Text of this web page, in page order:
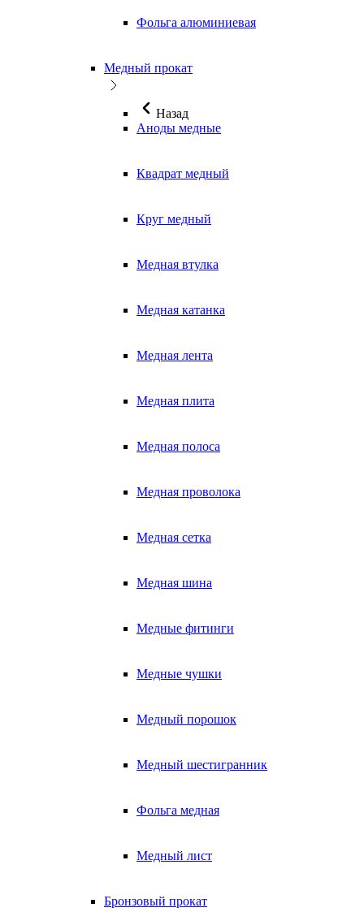
Фольга алюминиевая
Медный прокат
Назад
Аноды медные
Квадрат медный
Круг медный
Медная втулка
Медная катанка
Медная лента
Медная плита
Медная полоса
Медная проволока
Медная сетка
Медная шина
Медные фитинги
Медные чушки
Медный порошок
Медный шестигранник
Фольга медная
Медный лист
Бронзовый прокат